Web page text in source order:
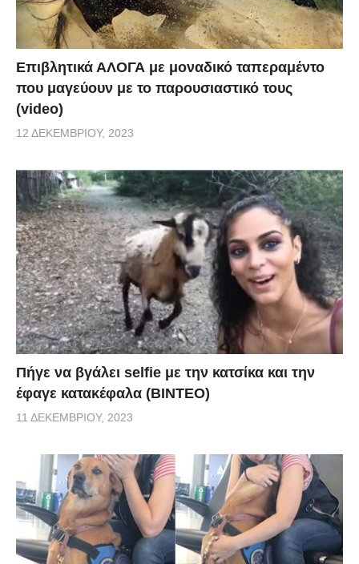
Επιβλητικά ΑΛΟΓΑ με μοναδικό ταπεραμέντο
που μαγεύουν με το παρουσιαστικό τους
(video)
12 ΔΕΚΕΜΒΡΊΟΥ, 2023
Πήγε να βγάλει selfie με την κατσίκα και την
έφαγε κατακέφαλα (ΒΙΝΤΕΟ)
11 ΔΕΚΕΜΒΡΊΟΥ, 2023